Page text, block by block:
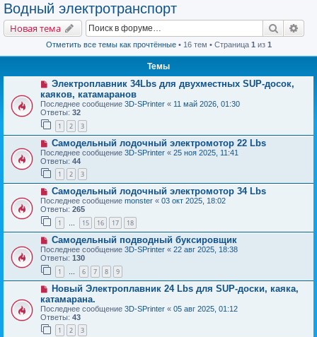
Водный электротранспорт
Новая тема Поиск
Отметить все темы как прочтённые• 16 тем • Страница 1 из 1
Темы
Электроплавник 34Lbs для двухместных SUP-досок,
каяков, катамаранов
Последнее сообщение 3D-SPrinter « 11 май 2026, 01:30
Ответы: 32
1 2 3
Самодельный лодочный электромотор 22 Lbs
Последнее сообщение 3D-SPrinter « 25 ноя 2025, 11:41
Ответы: 44
1 2 3
Самодельный лодочный электромотор 34 Lbs
Последнее сообщение monster « 03 окт 2025, 18:02
Ответы: 265
1 … 15 16 17 18
Самодельный подводный буксировщик
Последнее сообщение 3D-SPrinter « 22 авг 2025, 18:38
Ответы: 130
1 … 6 7 8 9
Новый Электроплавник 24 Lbs для SUP-доски, каяка,
катамарана.
Последнее сообщение 3D-SPrinter « 05 авг 2025, 01:12
Ответы: 43
1 2 3